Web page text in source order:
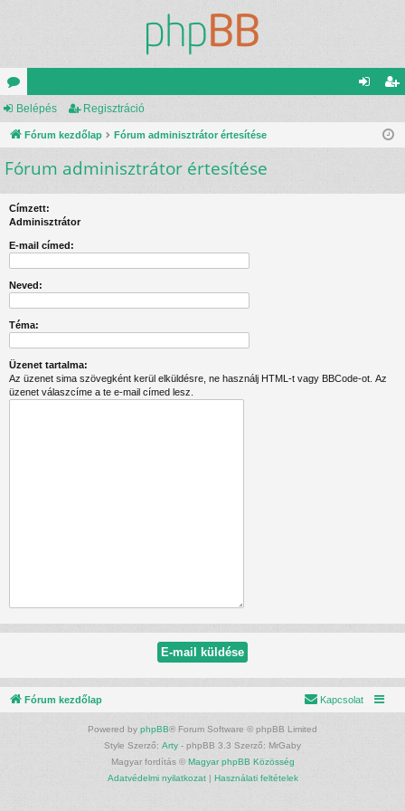
ór
u
m
is
Belépés Regisztráció
Fórum kezdőlap Fórum adminisztrátor értesítése
Fórum adminisztrátor értesítése
Címzett:
Adminisztrátor
E-mail címed:
Neved:
Téma:
Üzenet tartalma:
Az üzenet sima szövegként kerül elküldésre, ne használj HTML-t vagy BBCode-ot. Az
üzenet válaszcíme a te e-mail címed lesz.
Fórum kezdőlap Kapcsolat
Powered by phpBB® Forum Software © phpBB Limited
Style Szerző: Arty - phpBB 3.3 Szerző: MrGaby
Magyar fordítás © Magyar phpBB Közösség
Adatvédelmi nyilatkozat| Használati feltételek